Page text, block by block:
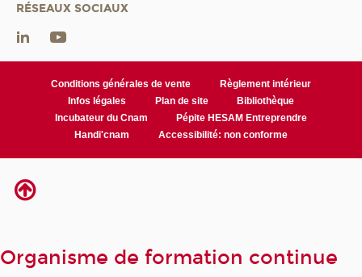
RÉSEAUX SOCIAUX
Conditions générales de vente
Règlement intérieur
Infos légales
Plan de site
Bibliothèque
Incubateur du Cnam
Pépite HESAM Entreprendre
Handi'cnam
Accessibilité: non conforme
Organisme de formation continue